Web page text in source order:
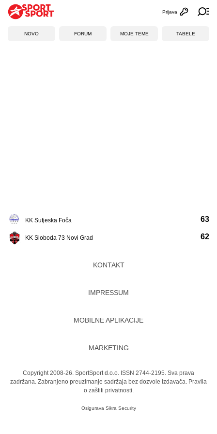
Otvori
Prijava
NOVO FORUM MOJE TEME TABELE
KK Sutjeska Foča
KK Sloboda 73 Novi Grad
63
62
KONTAKT
IMPRESSUM
MOBILNE APLIKACIJE
MARKETING
Copyright 2008-26. SportSport d.o.o. ISSN 2744-2195. Sva prava
zadržana. Zabranjeno preuzimanje sadržaja bez dozvole izdavača. Pravila
o zaštiti privatnosti.
Osigurava Sikra Security